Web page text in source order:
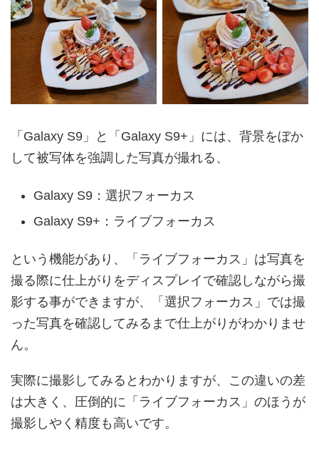
「Galaxy S9」と「Galaxy S9+」には、背景をぼか
して被写体を強調した写真が撮れる、
Galaxy S9：選択フォーカス
Galaxy S9+：ライブフォーカス
という機能があり、「ライブフォーカス」は写真を
撮る際に仕上がりをディスプレイで確認しながら撮
影する事ができますが、「選択フォーカス」では撮
った写真を確認してみるまで仕上がりがわかりませ
ん。
実際に撮影してみるとわかりますが、この違いの差
は大きく、圧倒的に「ライブフォーカス」のほうが
撮影しやく精度も高いです。